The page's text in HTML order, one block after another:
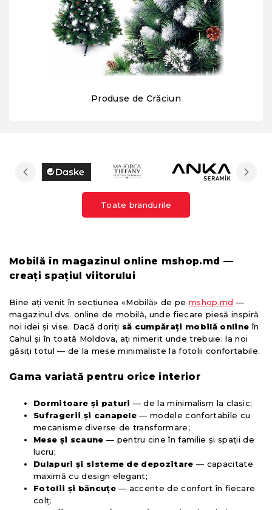
Produse de Crăciun
Toate brandurile
Mobilă în magazinul online mshop.md —
creați spațiul viitorului
Bine ați venit în secțiunea «Mobilă» de pe mshop.md —
magazinul dvs. online de mobilă, unde fiecare piesă inspiră
noi idei și vise. Dacă doriți să cumpărați mobilă online în
Cahul și în toată Moldova, ați nimerit unde trebuie: la noi
găsiți totul — de la mese minimaliste la fotolii confortabile.
Gama variată pentru orice interior
Dormitoare și paturi — de la minimalism la clasic;
Sufragerii și canapele — modele confortabile cu
mecanisme diverse de transformare;
Mese și scaune — pentru cine în familie și spații de
lucru;
Dulapuri și sisteme de depozitare — capacitate
maximă cu design elegant;
Fotolii și băncuțe— accente de confort în fiecare
colț;